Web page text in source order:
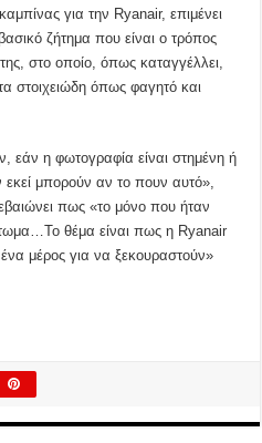
για την Ryanair, επιμένει
ζήτημα που είναι ο τρόπος
στο οποίο, όπως καταγγέλλει,
στοιχειώδη όπως φαγητό και
εάν η φωτογραφία είναι στημένη ή
μπορούν αν το πουν αυτό»,
πως «το μόνο που ήταν
θέμα είναι πως η Ryanair
μέρος για να ξεκουραστούν»